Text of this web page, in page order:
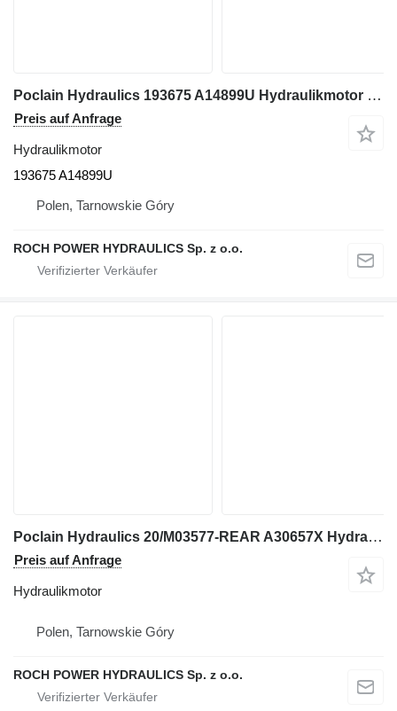
Poclain Hydraulics 193675 A14899U Hydraulikmotor für Manitou Bagger
Preis auf Anfrage
Hydraulikmotor
193675 A14899U
Polen, Tarnowskie Góry
ROCH POWER HYDRAULICS Sp. z o.o.
Poclain Hydraulics 20/M03577-REAR A30657X Hydraulikmotor für Bagger
Preis auf Anfrage
Hydraulikmotor
Polen, Tarnowskie Góry
ROCH POWER HYDRAULICS Sp. z o.o.